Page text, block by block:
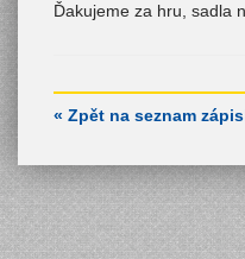
Ďakujeme za hru, sadla
« Zpět na seznam